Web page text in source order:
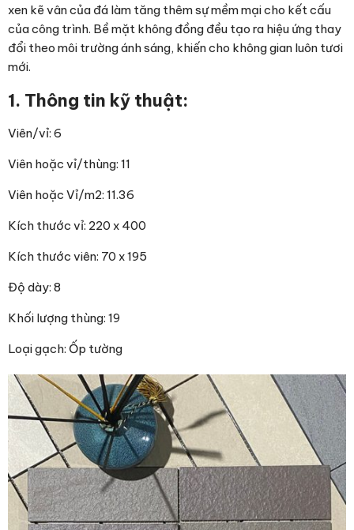
xen kẽ vân của đá làm tăng thêm sự mềm mại cho kết cấu
của công trình. Bề mặt không đồng đều tạo ra hiệu ứng thay
đổi theo môi trường ánh sáng, khiến cho không gian luôn tươi
mới.
1. Thông tin kỹ thuật:
Viên/vỉ: 6
Viên hoặc vỉ/thùng: 11
Viên hoặc Vỉ/m2: 11.36
Kích thước vỉ: 220 x 400
Kích thước viên: 70 x 195
Độ dày: 8
Khối lượng thùng: 19
Loại gạch: Ốp tường